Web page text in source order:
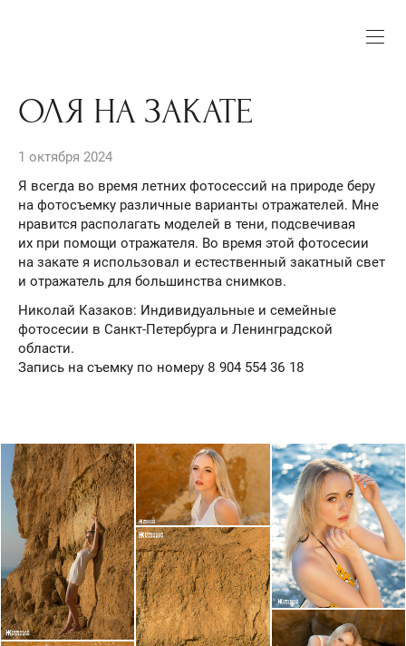
ОЛЯ НА ЗАКАТЕ
1 октября 2024
Я всегда во время летних фотосессий на природе беру
на фотосъемку различные варианты отражателей. Мне
нравится располагать моделей в тени, подсвечивая
их при помощи отражателя. Во время этой фотосесии
на закате я использовал и естественный закатный свет
и отражатель для большинства снимков.
Николай Казаков: Индивидуальные и семейные
фотосесии в Санкт-Петербурга и Ленинградской
области.
Запись на съемку по номеру 8 904 554 36 18